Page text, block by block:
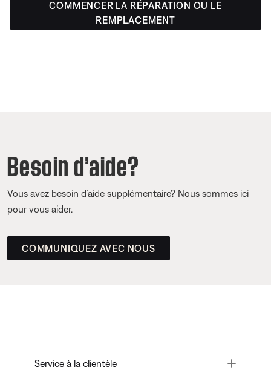
COMMENCER LA RÉPARATION OU LE
REMPLACEMENT
Besoin d’aide?
Vous avez besoin d’aide supplémentaire? Nous sommes ici
pour vous aider.
COMMUNIQUEZ AVEC NOUS
Service à la clientèle Toggle